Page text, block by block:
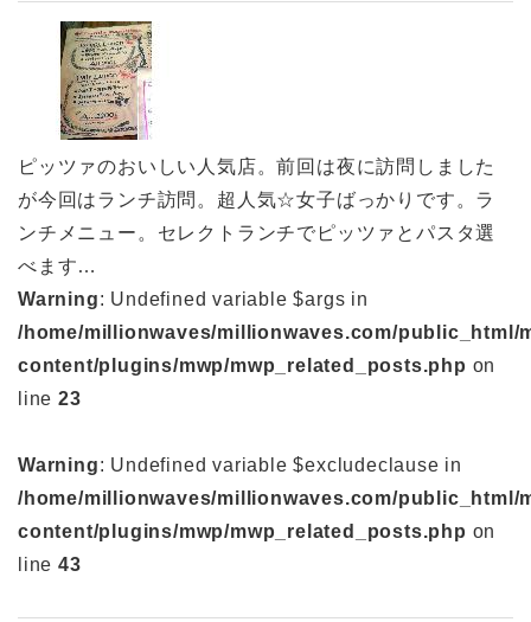
ピッツァのおいしい人気店。前回は夜に訪問しました
が今回はランチ訪問。超人気☆女子ばっかりです。ラ
ンチメニュー。セレクトランチでピッツァとパスタ選
べます…
Warning: Undefined variable $args in
/home/millionwaves/millionwaves.com/public_html/
content/plugins/mwp/mwp_related_posts.php on
line 23
Warning: Undefined variable $excludeclause in
/home/millionwaves/millionwaves.com/public_html/
content/plugins/mwp/mwp_related_posts.php on
line 43